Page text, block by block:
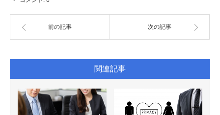
前の記事 次の記事
関連記事